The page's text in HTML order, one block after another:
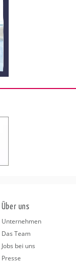
Über uns
Unternehmen
Das Team
Jobs bei uns
Presse